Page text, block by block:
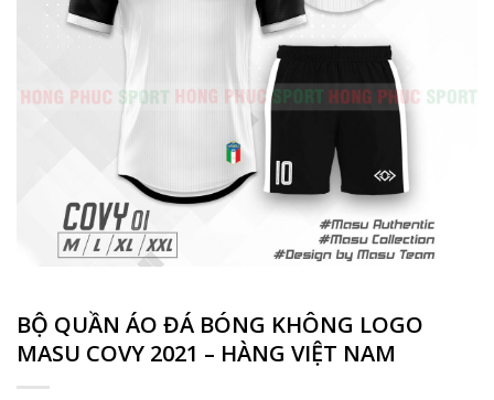
BỘ QUẦN ÁO ĐÁ BÓNG KHÔNG LOGO
MASU COVY 2021 – HÀNG VIỆT NAM